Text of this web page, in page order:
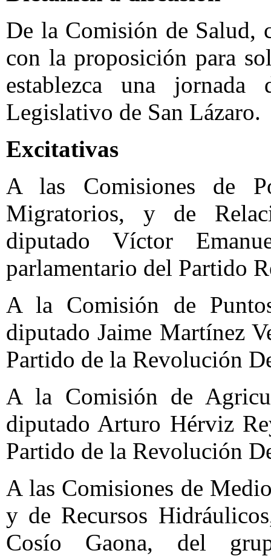
De la Comisión de Salud,
con la proposición para
establezca una
Legislativo de San Lázaro.
Excitativas
A las Comisiones de
Migratorios, y de
diputado Víctor
parlamentario del Partido
A la Comisión de
diputado Jaime Martínez
Partido de la Revolución
A la Comisión de
diputado Arturo Hérviz
Partido de la Revolución
A las Comisiones de
y de Recursos
Cosío Gaona, del